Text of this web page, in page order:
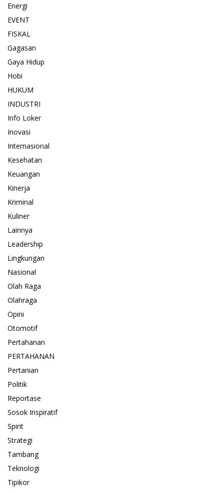
Energi
EVENT
FISKAL
Gagasan
Gaya Hidup
Hobi
HUKUM
INDUSTRI
Info Loker
Inovasi
Internasional
Kesehatan
Keuangan
Kinerja
Kriminal
Kuliner
Lainnya
Leadership
Lingkungan
Nasional
Olah Raga
Olahraga
Opini
Otomotif
Pertahanan
PERTAHANAN
Pertanian
Politik
Reportase
Sosok Inspiratif
Spirit
Strategi
Tambang
Teknologi
Tipikor